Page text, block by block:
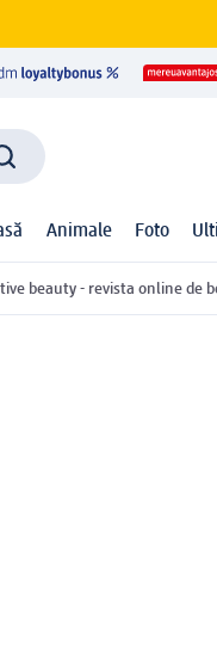
Animale Foto
beauty - revista online de